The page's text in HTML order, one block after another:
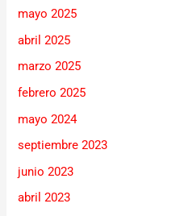
mayo 2025
abril 2025
marzo 2025
febrero 2025
mayo 2024
septiembre 2023
junio 2023
abril 2023